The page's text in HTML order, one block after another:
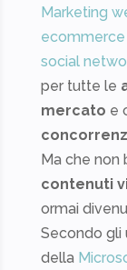
Marketing
ecommerce
social
per tutte le
mercato e
Ma che non
contenuti
ormai
Secondo gli
della